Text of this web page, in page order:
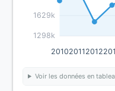
1298k
1629k
201020112012
Voir les données en